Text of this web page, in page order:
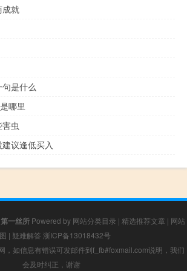
成就
是什么
哪里
虫
议逢低买入
第一丝所 Powered by 网站分类目录 | 精选推荐文章 | 网站
| 疑难解答 浙ICP备13018432号
，如信息有错误可发邮件到f_fb#foxmail.com说明，我们
会及时纠正，谢谢